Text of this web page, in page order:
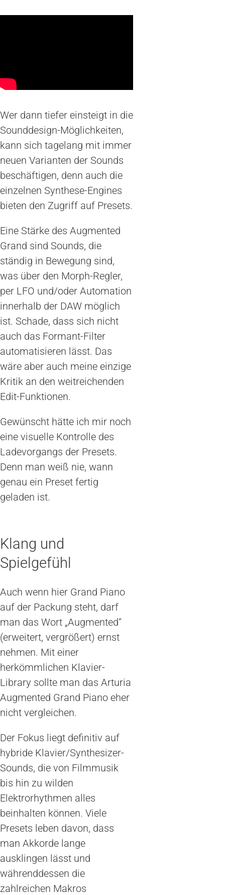
Wer dann tiefer einsteigt in die
Sounddesign-Möglichkeiten,
kann sich tagelang mit immer
neuen Varianten der Sounds
beschäftigen, denn auch die
einzelnen Synthese-Engines
bieten den Zugriff auf Presets.
Eine Stärke des Augmented
Grand sind Sounds, die
ständig in Bewegung sind,
was über den Morph-Regler,
per LFO und/oder Automation
innerhalb der DAW möglich
ist. Schade, dass sich nicht
auch das Formant-Filter
automatisieren lässt. Das
wäre aber auch meine einzige
Kritik an den weitreichenden
Edit-Funktionen.
Gewünscht hätte ich mir noch
eine visuelle Kontrolle des
Ladevorgangs der Presets.
Denn man weiß nie, wann
genau ein Preset fertig
geladen ist.
Klang und
Spielgefühl
Auch wenn hier Grand Piano
auf der Packung steht, darf
man das Wort „Augmented“
(erweitert, vergrößert) ernst
nehmen. Mit einer
herkömmlichen Klavier-
Library sollte man das Arturia
Augmented Grand Piano eher
nicht vergleichen.
Der Fokus liegt definitiv auf
hybride Klavier/Synthesizer-
Sounds, die von Filmmusik
bis hin zu wilden
Elektrorhythmen alles
beinhalten können. Viele
Presets leben davon, dass
man Akkorde lange
ausklingen lässt und
währenddessen die
zahlreichen Makros